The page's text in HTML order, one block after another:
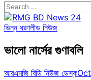
Search
for:
ভিন্ন ধরণলীড নিউজ
ভালো নার্সের গুণাবলি
আরএমজি বিডি নিউজ ডেস্ক